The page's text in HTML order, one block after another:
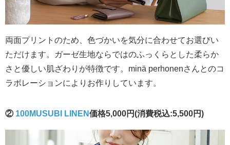
両面プリントのため、色づかいを気分に合わせてお選びい
ただけます。ガーゼ生地ならではのふっくらとした柔らか
さと優しい肌ざわりが特徴です。minä perhonenさんとのコ
ラボレーションによりお作りしています。
② 100MUSUBI LINEN価格5,000円(消費税込:5,500円)